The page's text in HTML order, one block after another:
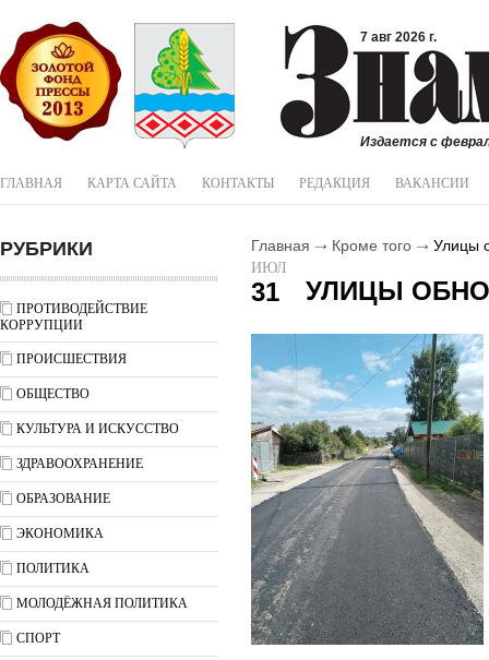
7 авг 2026 г.
Издается с
ГЛАВНАЯ КАРТА САЙТА КОНТАКТЫ РЕДАКЦИЯ ВАКАНСИИ
РУБРИКИ
ПРОТИВОДЕЙСТВИЕ
КОРРУПЦИИ
ПРОИСШЕСТВИЯ
ОБЩЕСТВО
КУЛЬТУРА И ИСКУССТВО
ЗДРАВООХРАНЕНИЕ
ОБРАЗОВАНИЕ
ЭКОНОМИКА
ПОЛИТИКА
МОЛОДЁЖНАЯ ПОЛИТИКА
СПОРТ
Главная Кроме того
Улицы
ИЮЛ
31 УЛИЦЫ